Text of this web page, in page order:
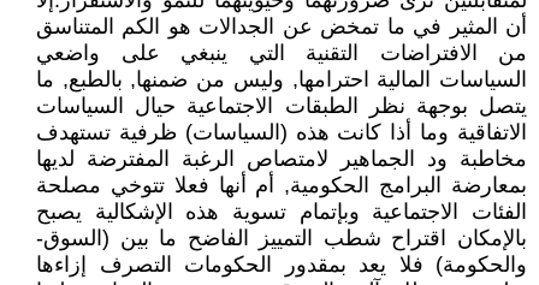
أن المثير في ما تمخض عن الجدالات هو الكم المتناسق
من الافتراضات التقنية التي ينبغي على واضعي
السياسات المالية احترامها, وليس من ضمنها, بالطبع, ما
يتصل بوجهة نظر الطبقات الاجتماعية حيال السياسات
الاتفاقية وما أذا كانت هذه (السياسات) ظرفية تستهدف
مخاطبة ود الجماهير لامتصاص الرغبة المفترضة لديها
بمعارضة البرامج الحكومية, أم أنها فعلا تتوخي مصلحة
الفئات الاجتماعية وبإتمام تسوية هذه الإشكالية يصبح
بالإمكان اقتراح شطب التمييز الفاضح ما بين (السوق-
والحكومة) فلا يعد بمقدور الحكومات التصرف إزاءها